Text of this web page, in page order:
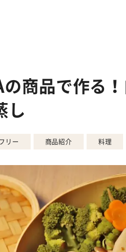
商品で作る
し
リー 商品紹介 料理